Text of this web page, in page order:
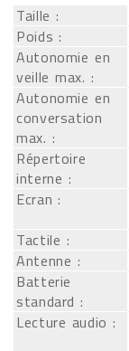
Taille :
Poids :
Autonomie en
veille max. :
Autonomie en
conversation
max. :
Répertoire
interne :
Ecran :
Tactile :
Antenne :
Batterie
standard :
Lecture audio :